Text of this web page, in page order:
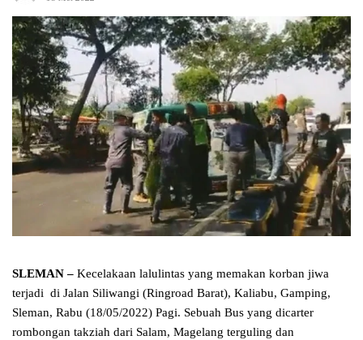
SLEMAN– Kecelakaan lalulintas yang memakan korban jiwa
terjadi di Jalan Siliwangi (Ringroad Barat), Kaliabu, Gamping,
Sleman, Rabu (18/05/2022) Pagi. Sebuah Bus yang dicarter
rombongan takziah dari Salam, Magelang terguling dan